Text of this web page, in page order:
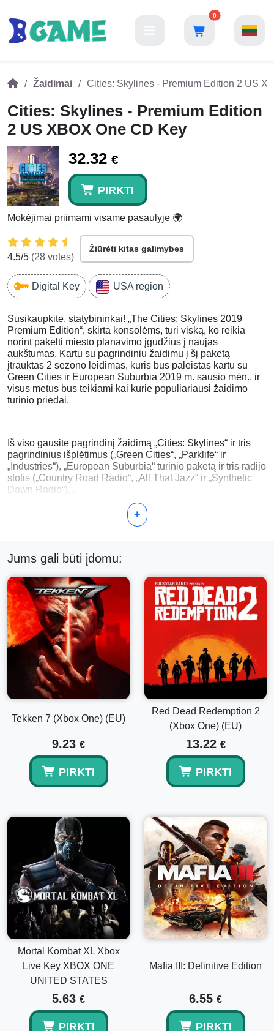
0
Žaidimai Cities: Skylines - Premium Edition 2 US
Cities: Skylines - Premium Edition
2 US XBOX One CD Key
32.32 €
PIRKTI
Mokėjimai priimami visame pasaulyje 🌍
4.5/5 (28 votes)
Žiūrėti kitas galimybes
Digital Key USA region
Susikaupkite, statybininkai! „The Cities: Skylines 2019
Premium Edition“, skirta konsolėms, turi viską, ko reikia
norint pakelti miesto planavimo įgūdžius į naujas
aukštumas. Kartu su pagrindiniu žaidimu į šį paketą
įtrauktas 2 sezono leidimas, kuris bus paleistas kartu su
Green Cities ir European Suburbia 2019 m. sausio mėn., ir
visus metus bus teikiami kai kurie populiariausi žaidimo
turinio priedai.
Iš viso gausite pagrindinį žaidimą „Cities: Skylines“ ir tris
pagrindinius išplėtimus („Green Cities“, „Parklife“ ir
„Industries“), „European Suburbia“ turinio paketą ir tris radijo
stotis („Country Road Radio“, „All That Jazz“ ir „Synthetic
Dawn Radio“). .
+
Jums gali būti įdomu:
Tekken 7 (Xbox One) (EU)
9.23 €
PIRKTI
Red Dead Redemption 2
(Xbox One) (EU)
13.22 €
PIRKTI
Mortal Kombat XL Xbox
Live Key XBOX ONE
UNITED STATES
5.63 €
PIRKTI
Mafia III: Definitive Edition
6.55 €
PIRKTI